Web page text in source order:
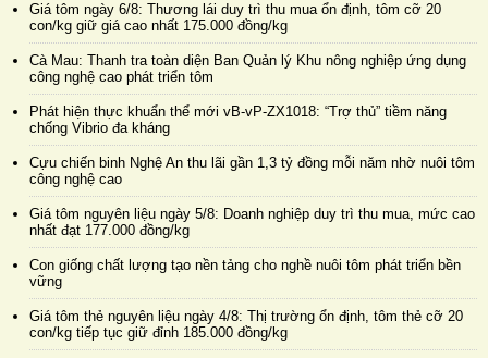
Giá tôm ngày 6/8: Thương lái duy trì thu mua ổn định, tôm cỡ 20
con/kg giữ giá cao nhất 175.000 đồng/kg
Cà Mau: Thanh tra toàn diện Ban Quản lý Khu nông nghiệp ứng dụng
công nghệ cao phát triển tôm
Phát hiện thực khuẩn thể mới vB-vP-ZX1018: “Trợ thủ” tiềm năng
chống Vibrio đa kháng
Cựu chiến binh Nghệ An thu lãi gần 1,3 tỷ đồng mỗi năm nhờ nuôi tôm
công nghệ cao
Giá tôm nguyên liệu ngày 5/8: Doanh nghiệp duy trì thu mua, mức cao
nhất đạt 177.000 đồng/kg
Con giống chất lượng tạo nền tảng cho nghề nuôi tôm phát triển bền
vững
Giá tôm thẻ nguyên liệu ngày 4/8: Thị trường ổn định, tôm thẻ cỡ 20
con/kg tiếp tục giữ đỉnh 185.000 đồng/kg